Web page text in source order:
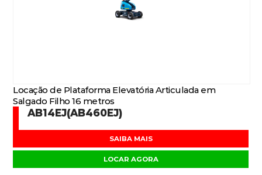
Locação de Plataforma Elevatória Articulada em
Salgado Filho 16 metros
AB14EJ(AB460EJ)
SAIBA MAIS
LOCAR AGORA